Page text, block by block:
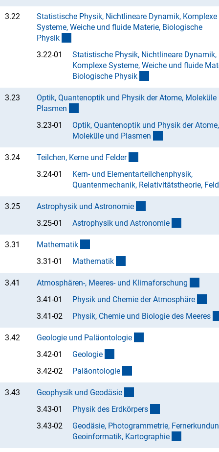
3.22
Statistische Physik, Nichtlineare Dynamik, Komplexe
Systeme, Weiche und fluide Materie, Biologische
Physik
3.22-01
Statistische Physik, Nichtlineare Dynamik,
Komplexe Systeme, Weiche und fluide
Biologische Physik
3.23
Optik, Quantenoptik und Physik der Atome, Moleküle
Plasmen
3.23-01
Optik, Quantenoptik und Physik der Atome,
Moleküle und Plasmen
3.24 Teilchen, Kerne und Felder
3.24-01
Kern- und Elementarteilchenphysik,
Quantenmechanik, Relativitätstheorie,
3.25 Astrophysik und Astronomie
3.25-01
Astrophysik und Astronomie
3.31 Mathematik
3.31-01
Mathematik
3.41 Atmosphären-, Meeres- und Klimaforschung
3.41-01
Physik und Chemie der Atmosphäre
3.41-02
Physik, Chemie und Biologie des Meeres
3.42 Geologie und Paläontologie
3.42-01
Geologie
3.42-02
Paläontologie
3.43 Geophysik und Geodäsie
3.43-01
Physik des Erdkörpers
3.43-02
Geodäsie, Photogrammetrie,
Geoinformatik, Kartographie